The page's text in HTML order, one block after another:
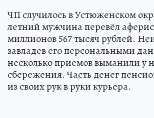
ЧП случилось в Устюженском
летний мужчина перевёл
миллионов 567 тысяч рублей.
завладев его персональными
несколько приемов выманили у
сбережения. Часть денег
из своих рук в руки курьера.